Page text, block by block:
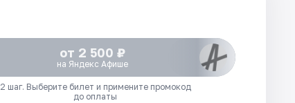
от 2 500 ₽
на Яндекс Афише
2 шаг. Выберите билет и примените промокод
до оплаты